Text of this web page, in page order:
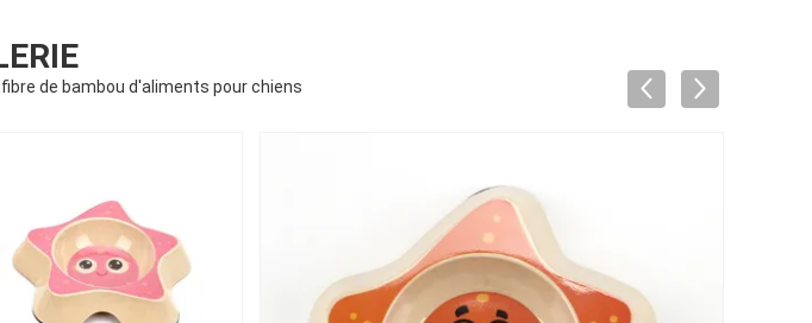
de bambou d'aliments pour chiens